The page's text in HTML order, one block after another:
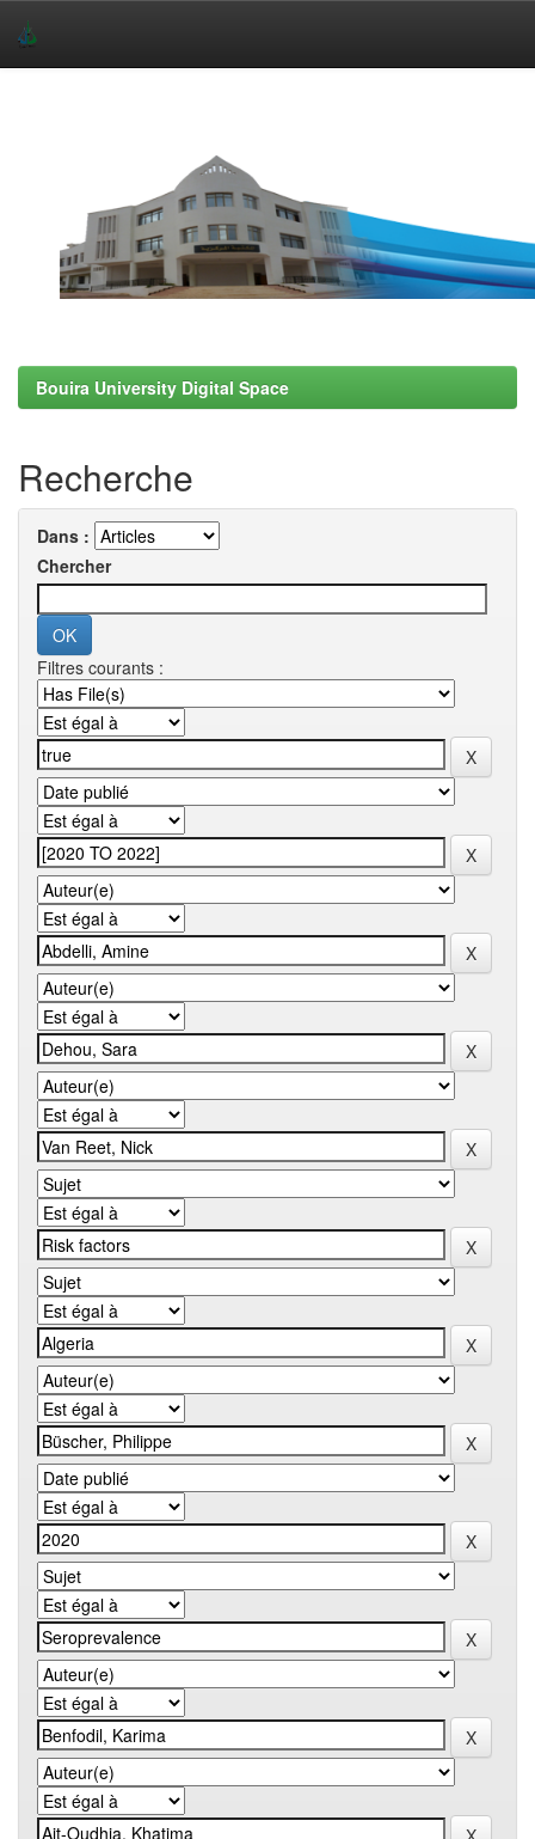
Bouira University Digital Space
Recherche
Dans :
Chercher
Filtres courants :